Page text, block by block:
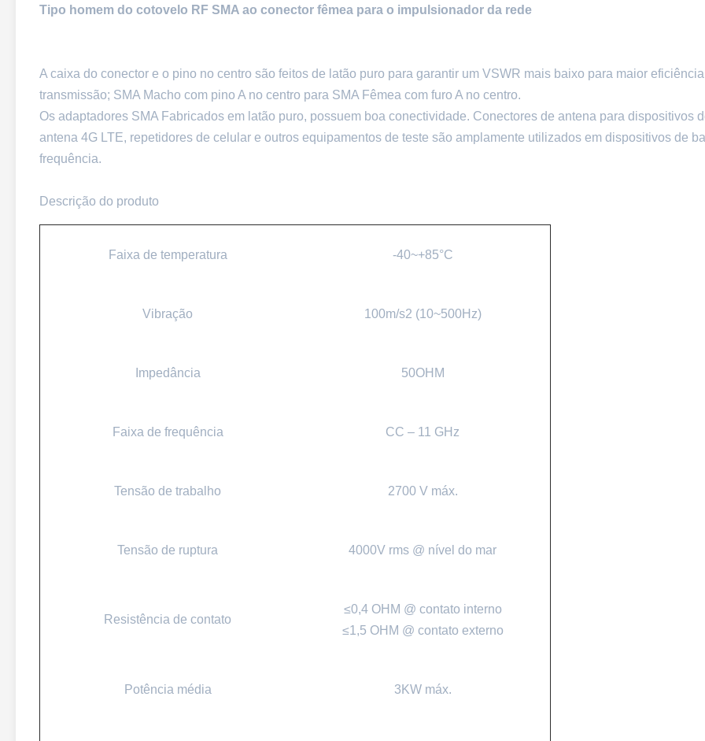
Tipo homem do cotovelo RF SMA ao conector fêmea para o impulsionador da rede
A caixa do conector e o pino no centro são feitos de latão puro para garantir um VSWR mais baixo para maior
transmissão; SMA Macho com pino A no centro para SMA Fêmea com furo A no centro.
Os adaptadores SMA Fabricados em latão puro, possuem boa conectividade. Conectores de antena para dispositivos
antena 4G LTE, repetidores de celular e outros equipamentos de teste são amplamente utilizados em dispositivos de
frequência.
Descrição do produto
Faixa de temperatura -40~+85°C
Vibração 100m/s2 (10~500Hz)
Impedância 50OHM
Faixa de frequência CC – 11 GHz
Tensão de trabalho 2700 V máx.
Tensão de ruptura 4000V rms @ nível do mar
Resistência de contato
≤0,4 OHM @ contato interno
≤1,5 OHM @ contato externo
Potência média 3KW máx.